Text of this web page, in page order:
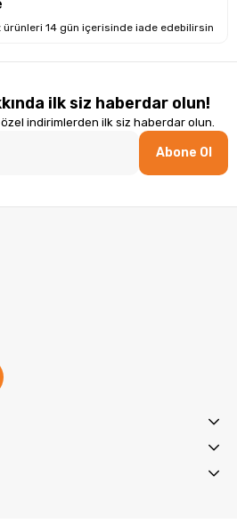
3,0x Uzunluk 6,0 x Genişlik 6,0 cm
ürünleri 14 gün içerisinde iade edebilirsin
ilk siz haberdar olun!
indirimlerden ilk siz haberdar olun.
Abone Ol